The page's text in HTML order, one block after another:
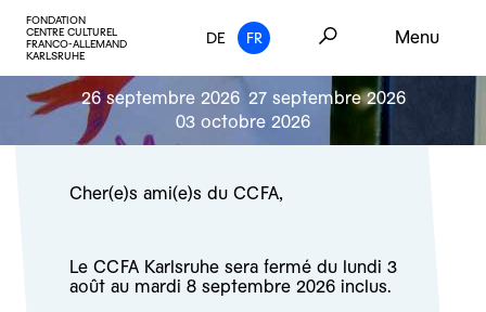
FONDATION
CENTRE CULTUREL
FRANCO-ALLEMAND
KARLSRUHE
DE FR Menu
26 septembre 2026 27 septembre 2026
03 octobre 2026
Cher(e)s ami(e)s du CCFA,
Le CCFA Karlsruhe sera fermé du lundi 3
août au mardi 8 septembre 2026 inclus.